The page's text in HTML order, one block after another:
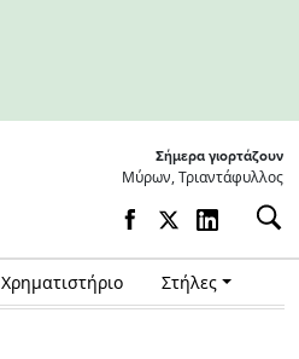
Σήμερα γιορτάζουν
Μύρων, Τριαντάφυλλος
Χρηματιστήριο Στήλες